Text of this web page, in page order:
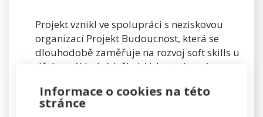
Projekt vznikl ve spolupráci s neziskovou
organizací Projekt Budoucnost, která se
dlouhodobě zaměřuje na rozvoj soft skills u
dětí ze základních škol. Vybrat si správnou
důležité rozhodnutí v životě, které zásadně
ovlivní jejich budoucnost. V tomto výběru
Informace o cookies na této
stránce